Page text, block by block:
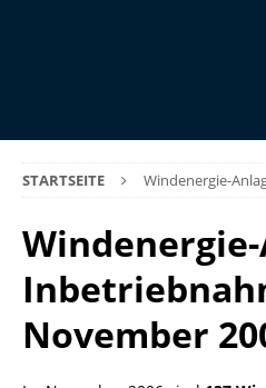
STARTSEITE Windenergie-
November